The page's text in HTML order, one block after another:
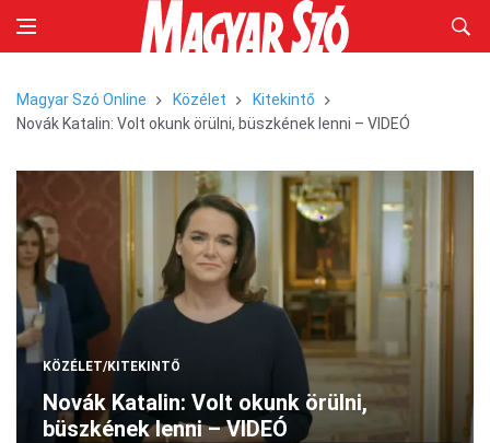
Magyar Szó Online Közélet
Kitekintő
Novák Katalin: Volt okunk örülni, büszkének lenni – VIDEÓ
KÖZÉLET/KITEKINTŐ
Novák Katalin: Volt okunk örülni,
büszkének lenni – VIDEÓ